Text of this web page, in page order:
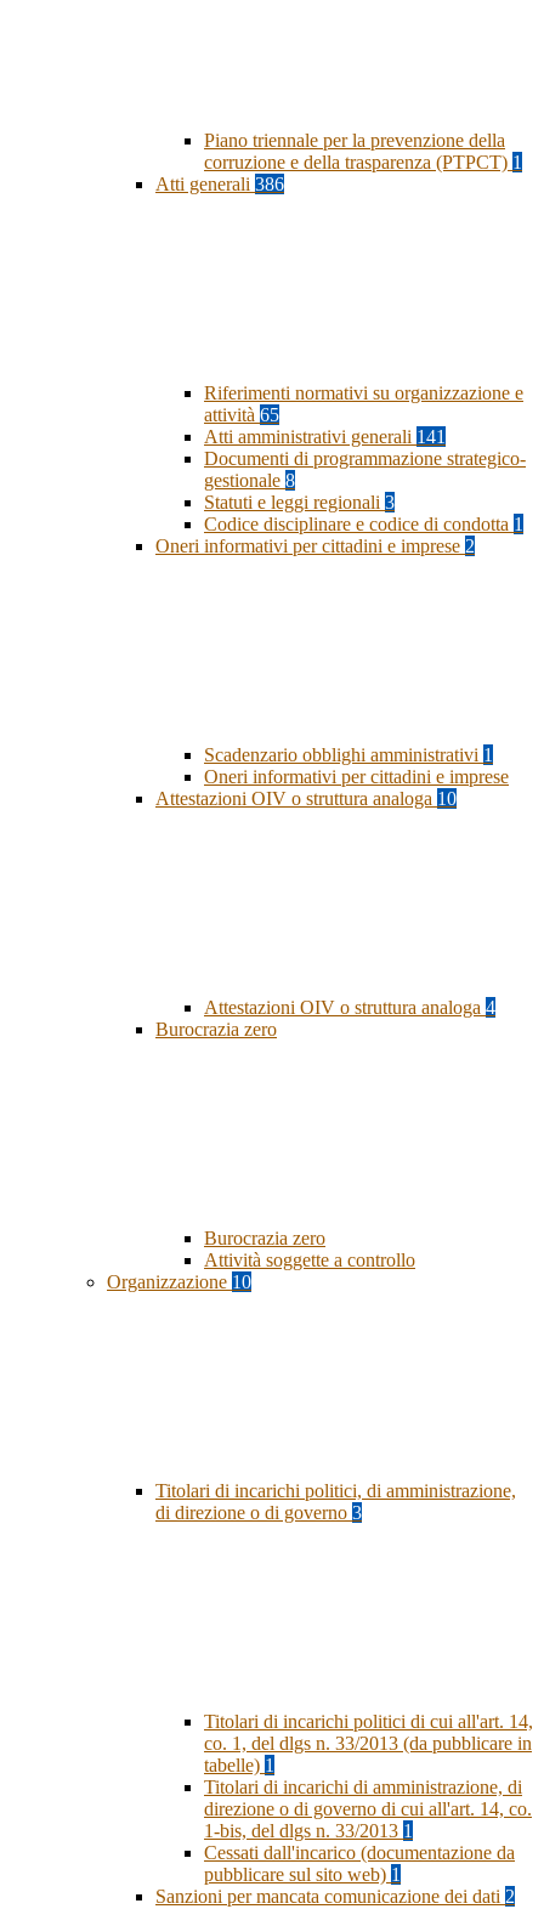
Piano triennale per la prevenzione della
corruzione e della trasparenza (PTPCT) 1
Atti generali 386
Riferimenti normativi su organizzazione e
attività 65
Atti amministrativi generali 141
Documenti di programmazione strategico-
gestionale 8
Statuti e leggi regionali 3
Codice disciplinare e codice di condotta 1
Oneri informativi per cittadini e imprese 2
Scadenzario obblighi amministrativi 1
Oneri informativi per cittadini e imprese
Attestazioni OIV o struttura analoga 10
Attestazioni OIV o struttura analoga 4
Burocrazia zero
Burocrazia zero
Attività soggette a controllo
Organizzazione 10
Titolari di incarichi politici, di amministrazione,
di direzione o di governo 3
Titolari di incarichi politici di cui all'art. 14,
co. 1, del dlgs n. 33/2013 (da pubblicare in
tabelle) 1
Titolari di incarichi di amministrazione, di
direzione o di governo di cui all'art. 14, co.
1-bis, del dlgs n. 33/2013 1
Cessati dall'incarico (documentazione da
pubblicare sul sito web) 1
Sanzioni per mancata comunicazione dei dati 2